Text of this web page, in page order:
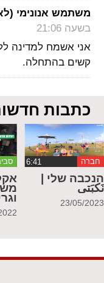
משתמש אנונימי
בשעה 21:06
אני אשמח למדינה
קשים בהתחלה.
כתבות
חברה
הנכבה שלי |
نَكبَتي
23/05/2023